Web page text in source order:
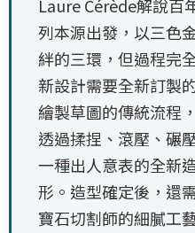
Laure Cérède解說百
列本源出發，以三色
絆的三環，但過程完
新設計需要全新訂製
繪製草圖的傳統流程
透過揉捏、滾壓、碾
一種出人意表的全新
形。造型確定後，還
寶石切割師的細膩工